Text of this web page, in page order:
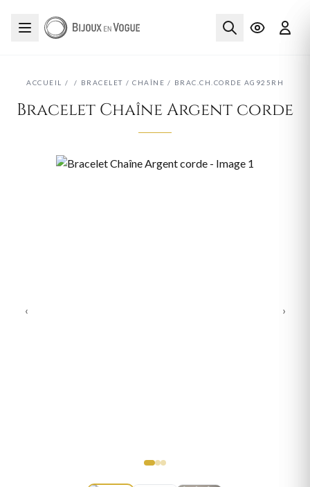
ACCUEIL / / BRACELET / CHAÎNE / BRAC.CH.CORDE AG925RH
Bracelet Chaîne Argent corde
‹ ›